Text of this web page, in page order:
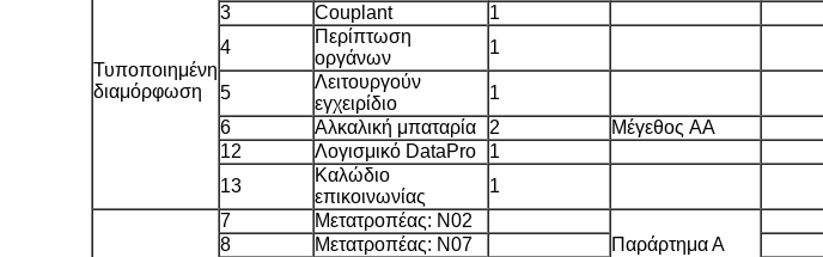
Τυποποιημένη
διαμόρφωση
3
Couplant
1
4
Περίπτωση
οργάνων
1
5
Λειτουργούν
εγχειρίδιο
1
6
Αλκαλική μπαταρία 2
Μέγεθος AA
12
Λογισμικό DataPro
1
13
Καλώδιο
επικοινωνίας
1
7
Μετατροπέας: N02
Παράρτημα Α
8
Μετατροπέας: N07